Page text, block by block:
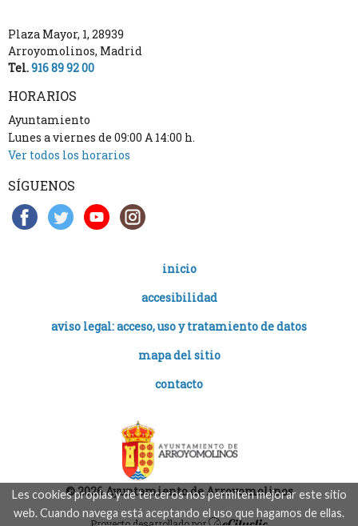
Les cookies propias y de terceros nos permiten mejorar este sitio
web. Cuando navega está aceptando el uso que hagamos de ellas.
Plaza Mayor, 1, 28939
Arroyomolinos, Madrid
Tel.916 89 92 00
HORARIOS
Ayuntamiento
Lunes a viernes de 09:00 A 14:00 h.
Ver todos los horarios
SÍGUENOS
inicio
accesibilidad
aviso legal: acceso, uso y tratamiento de datos
mapa del sitio
contacto
© 2026 Ayuntamiento de Arroyomolinos